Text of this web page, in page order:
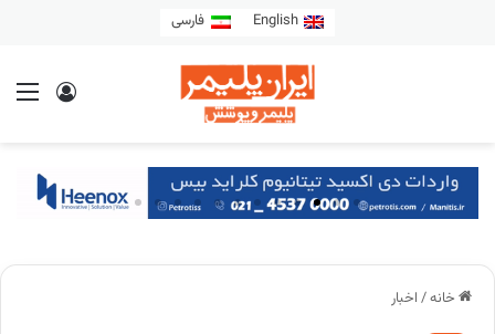
English فارسی
خانه/ اخبار